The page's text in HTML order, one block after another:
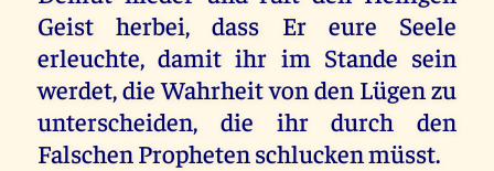
Geist herbei, dass Er eure Seele
erleuchte, damit ihr im Stande sein
werdet, die Wahrheit von den Lügen zu
unterscheiden, die ihr durch den
Falschen Propheten schlucken müsst.